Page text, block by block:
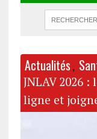
Actualités,
JNLAV 2026
ligne et